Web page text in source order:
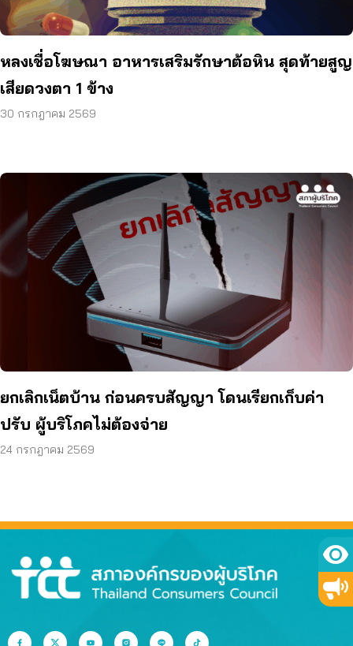
หลงเชื่อโฆษณา อาหารเสริมรักษาต้อหิน สุดท้ายสูญ
เสียดวงตา 1 ข้าง
30 กรกฎาคม 2569
ยกเลิกเน็ตบ้าน ก่อนครบสัญญา โดนเรียกเก็บค่า
ปรับ ผู้บริโภคไม่ต้องจ่าย
24 กรกฎาคม 2569